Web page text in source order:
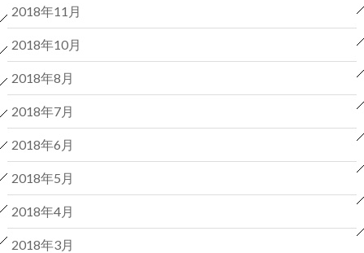
2018年11月
2018年10月
2018年8月
2018年7月
2018年6月
2018年5月
2018年4月
2018年3月